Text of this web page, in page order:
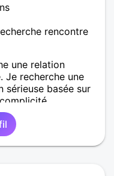
rencontre
une relation
Je recherche une
sérieuse basée sur